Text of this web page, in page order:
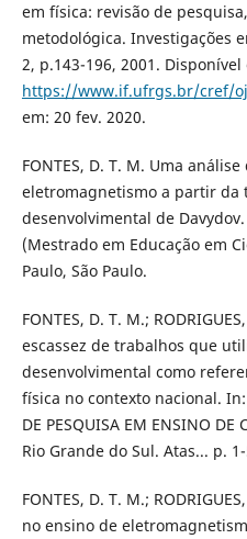
em física: revisão de
metodológica. Investigações
2, p.143-196, 2001. Disponível
https://www.if.ufrgs.br/cref/
em: 20 fev. 2020.
FONTES, D. T. M. Uma
eletromagnetismo a partir da
desenvolvimental de
(Mestrado em Educação em
Paulo, São Paulo.
FONTES, D. T. M.;
escassez de trabalhos que
desenvolvimental como
física no contexto nacional. In:
DE PESQUISA EM ENSINO
Rio Grande do Sul. Atas... p.
FONTES, D. T. M.;
no ensino de